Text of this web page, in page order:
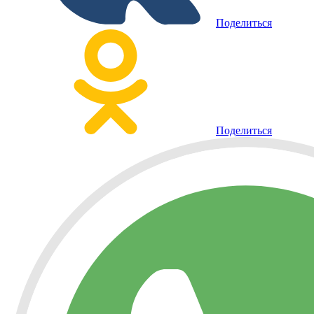
Поделиться
Поделиться